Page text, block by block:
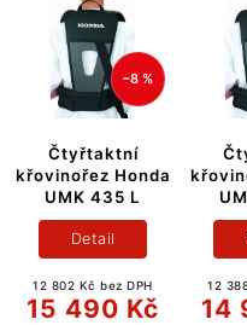
–8 %
Čtyřtaktní
křovinořez Honda
UMK 435 L
12 802 Kč bez DPH
15 490 Kč
Detail
12
14